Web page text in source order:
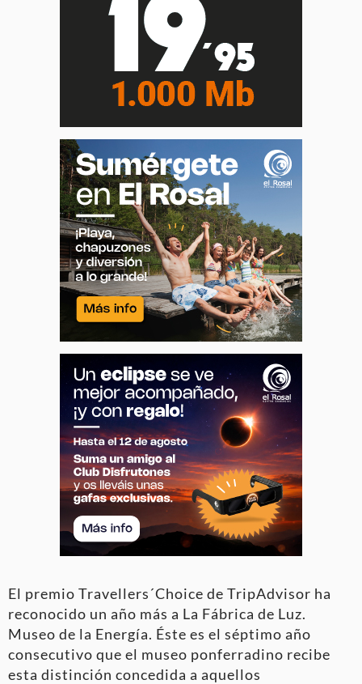
El premio Travellers´Choice de TripAdvisor ha
reconocido un año más a La Fábrica de Luz.
Museo de la Energía. Éste es el séptimo año
consecutivo que el museo ponferradino recibe
esta distinción concedida a aquellos